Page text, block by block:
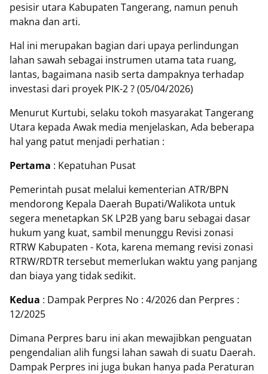
pesisir utara Kabupaten Tangerang, namun penuh
makna dan arti.
Hal ini merupakan bagian dari upaya perlindungan
lahan sawah sebagai instrumen utama tata ruang,
lantas, bagaimana nasib serta dampaknya terhadap
investasi dari proyek PIK-2 ? (05/04/2026)
Menurut Kurtubi, selaku tokoh masyarakat Tangerang
Utara kepada Awak media menjelaskan, Ada beberapa
hal yang patut menjadi perhatian :
Pertama : Kepatuhan Pusat
Pemerintah pusat melalui kementerian ATR/BPN
mendorong Kepala Daerah Bupati/Walikota untuk
segera menetapkan SK LP2B yang baru sebagai dasar
hukum yang kuat, sambil menunggu Revisi zonasi
RTRW Kabupaten - Kota, karena memang revisi zonasi
RTRW/RDTR tersebut memerlukan waktu yang panjang
dan biaya yang tidak sedikit.
Kedua : Dampak Perpres No : 4/2026 dan Perpres :
12/2025
Dimana Perpres baru ini akan mewajibkan penguatan
pengendalian alih fungsi lahan sawah di suatu Daerah.
Dampak Perpres ini juga bukan hanya pada Peraturan